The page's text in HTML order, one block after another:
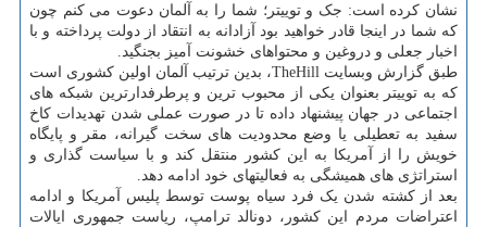
نشان کرده است: جک و توییتر؛ شما را به آلمان دعوت می کنم چون
که شما در اینجا قادر خواهید بود آزادانه به انتقاد از دولت پرداخته و با
اخبار جعلی و دروغین و محتواهای خشونت آمیز بجنگید.
طبق گزارش وبسایت TheHill، بدین ترتیب آلمان اولین کشوری است
که به توییتر بعنوان یکی از محبوب ترین و پرطرفدارترین شبکه های
اجتماعی در جهان پیشنهاد داده تا در صورت عملی شدن تهدیدات کاخ
سفید به تعطیلی یا وضع محدودیت های سخت گیرانه، مقر و پایگاه
خویش را از آمریکا به این کشور منتقل کند و با سیاست گذاری و
استراتژی های همیشگی به فعالیتهای خود ادامه دهد.
بعد از کشته شدن یک فرد سیاه پوست توسط پلیس آمریکا و ادامه
اعتراضات مردم این کشور، دونالد ترامپ، ریاست جمهوری ایالات